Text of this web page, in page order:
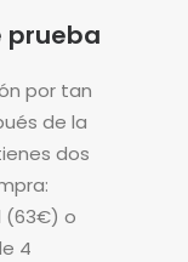
prueba
por tan
de la
dos
(63€) o
4